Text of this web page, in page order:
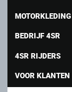
MOTORKLEDING
BEDRIJF 4SR
4SR RIJDERS
VOOR KLANTEN